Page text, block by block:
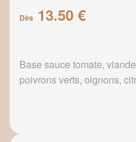
Dès 13.50 €
Base sauce tomate,
poivrons verts, oignons,